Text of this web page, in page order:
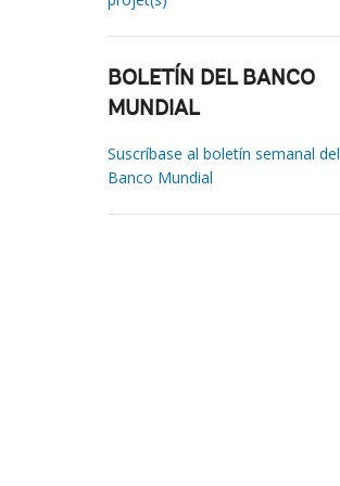
BOLETÍN DEL BANCO
MUNDIAL
Suscríbase al boletín semanal del
Banco Mundial